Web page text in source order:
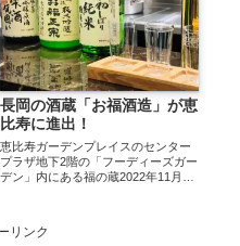
長岡の酒蔵「お福酒造」が恵
比寿に進出！
恵比寿ガーデンプレイスのセンター
プラザ地下2階の「フーディーズガー
デン」内にある福の蔵2022年11月に
オシャレ角打ちのような雰囲気「お
リンク